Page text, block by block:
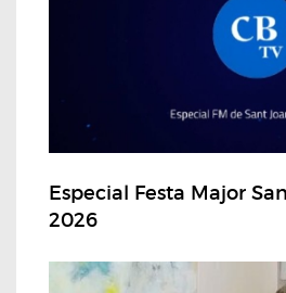
Especial Festa Major
2026